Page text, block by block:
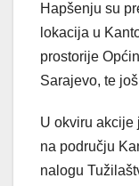
Hapšenju su
lokacija u
prostorije
Sarajevo, te
U okviru akcije
na području
nalogu